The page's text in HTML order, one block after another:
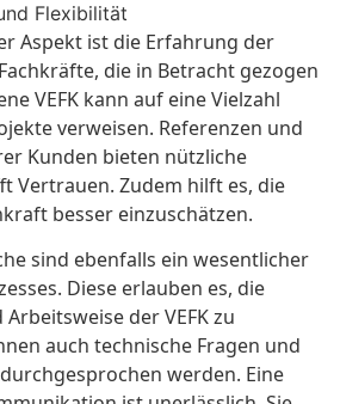
Flexibilität
Aspekt ist die Erfahrung der
die in Betracht gezogen
VEFK kann auf eine Vielzahl
verweisen. Referenzen und
Kunden bieten nützliche
Vertrauen. Zudem hilft es, die
besser einzuschätzen.
sind ebenfalls ein wesentlicher
Diese erlauben es, die
der VEFK zu
auch technische Fragen und
werden. Eine